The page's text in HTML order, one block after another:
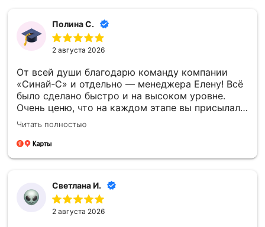
Полина С.
2 августа 2026
От всей души благодарю команду компании
«Синай‑С» и отдельно — менеджера Елену! Всё
было сделано быстро и на высоком уровне.
Очень ценю, что на каждом этапе вы присылали
фото- и видеоотчёты — это давало уверенность
и спокойствие. Отдельно спасибо за то, что
успели установить памятник к памятной
«Синай‑С» за чуткость, профессионализм и
проделанную работу! 🙏
Читать полностью
Светлана И.
2 августа 2026